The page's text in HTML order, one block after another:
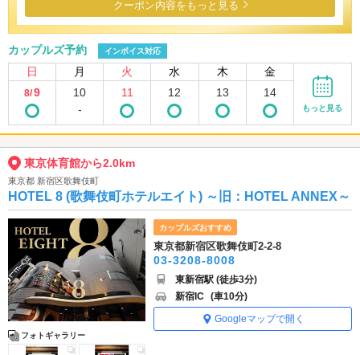
クーポン内容をもっと見る
カップルズ予約 インボイス対応
日 月 火 水 木 金
8/9
10
-
11 12 13 14
もっと見る
東京体育館から2.0km
東京都 新宿区歌舞伎町
HOTEL 8 (歌舞伎町ホテルエイト) ～旧：HOTEL ANNEX～
フォトギャラリー
カップルズおすすめ
東京都新宿区歌舞伎町2-2-8
03-3208-8008
東新宿駅 (徒歩3分)
新宿IC (車10分)
Googleマップで開く